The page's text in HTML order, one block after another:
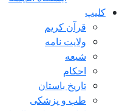
کلیپ
قرآن کریم
ولایت نامه
شیعه
احکام
تاریخ باستان
طب و پزشکی